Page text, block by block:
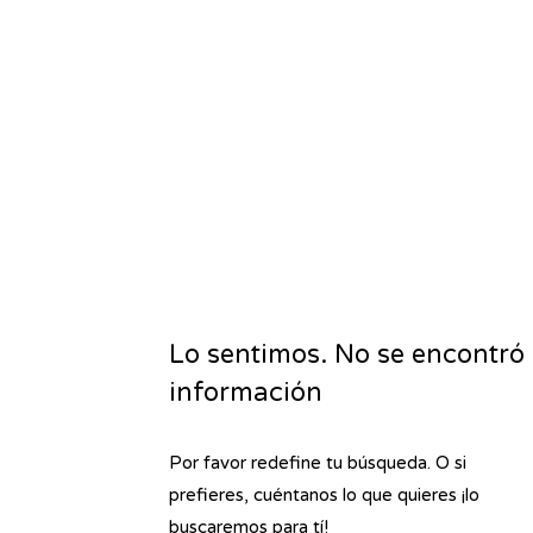
Lo sentimos. No se encontró
información
Por favor redefine tu búsqueda. O si
prefieres, cuéntanos lo que quieres ¡lo
buscaremos para tí!